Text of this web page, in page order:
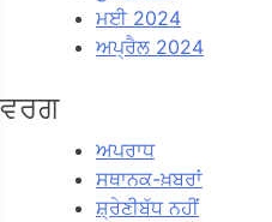
ਮਈ 2024
ਅਪ੍ਰੈਲ 2024
ਵਰਗ
ਅਪਰਾਧ
ਸਥਾਨਕ-ਖ਼ਬਰਾਂ
ਸ਼੍ਰੇਣੀਬੱਧ ਨਹੀਂ